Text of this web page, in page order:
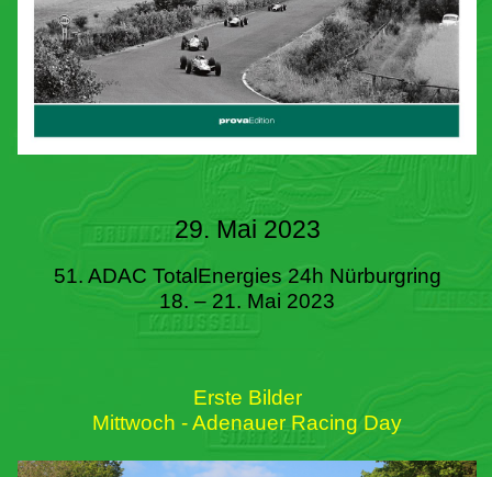
29. Mai 2023
51. ADAC TotalEnergies 24h Nürburgring
18. – 21. Mai 2023
Erste Bilder
Mittwoch - Adenauer Racing Day